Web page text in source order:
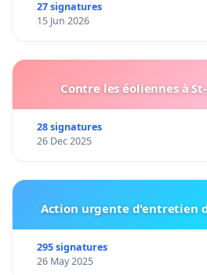
27 signatures
15 Jun 2026
Contre les éoliennes à
28 signatures
26 Dec 2025
Action urgente d'entretien
295 signatures
26 May 2025